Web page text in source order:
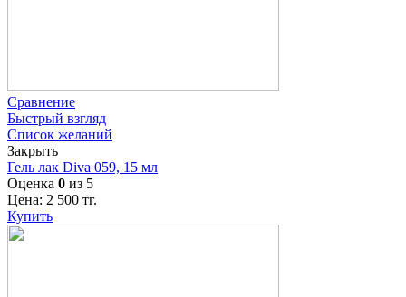
Сравнение
Быстрый взгляд
Список желаний
Закрыть
Гель лак Diva 059, 15 мл
Оценка 0 из 5
Цена: 2 500 тг.
Купить